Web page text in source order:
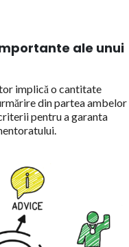
ale unui
implică o cantitate
din partea ambelor
pentru a garanta